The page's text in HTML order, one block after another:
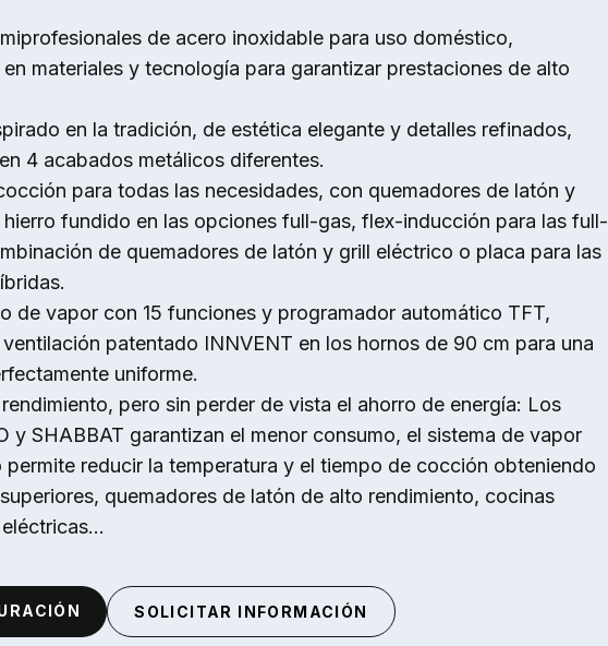
de acero inoxidable para uso doméstico,
materiales y tecnología para garantizar prestaciones de alto
en la tradición, de estética elegante y detalles refinados,
4 acabados metálicos diferentes.
para todas las necesidades, con quemadores de latón y
hierro fundido en las opciones full-gas, flex-inducción para las full-
de quemadores de latón y grill eléctrico o placa para las
de vapor con 15 funciones y programador automático TFT,
patentado INNVENT en los hornos de 90 cm para una
uniforme.
pero sin perder de vista el ahorro de energía: Los
y SHABBAT garantizan el menor consumo, el sistema de vapor
permite reducir la temperatura y el tiempo de cocción obteniendo
quemadores de latón de alto rendimiento, cocinas
SOLICITAR INFORMACIÓN